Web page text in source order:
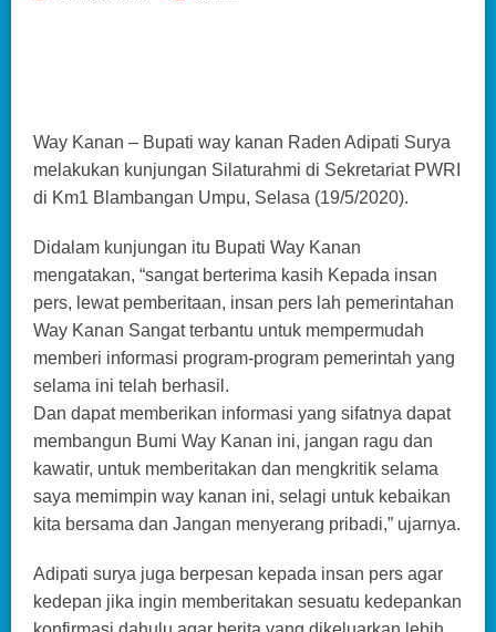
Way Kanan – Bupati way kanan Raden Adipati Surya
melakukan kunjungan Silaturahmi di Sekretariat PWRI
di Km1 Blambangan Umpu, Selasa (19/5/2020).
Didalam kunjungan itu Bupati Way Kanan
mengatakan, “sangat berterima kasih Kepada insan
pers, lewat pemberitaan, insan pers lah pemerintahan
Way Kanan Sangat terbantu untuk mempermudah
memberi informasi program-program pemerintah yang
selama ini telah berhasil.
Dan dapat memberikan informasi yang sifatnya dapat
membangun Bumi Way Kanan ini, jangan ragu dan
kawatir, untuk memberitakan dan mengkritik selama
saya memimpin way kanan ini, selagi untuk kebaikan
kita bersama dan Jangan menyerang pribadi,” ujarnya.
Adipati surya juga berpesan kepada insan pers agar
kedepan jika ingin memberitakan sesuatu kedepankan